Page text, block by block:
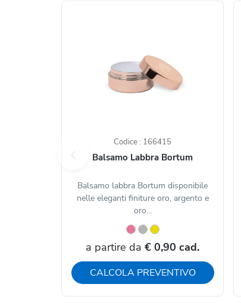
Codice : 166415
Balsamo Labbra Bortum
Balsamo labbra Bortum disponibile
nelle eleganti finiture oro, argento e
oro...
a partire da € 0,90 cad.
CALCOLA PREVENTIVO